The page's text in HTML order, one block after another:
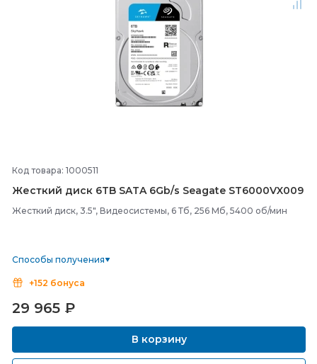
Код товара: 1000511
Жесткий диск 6TB SATA 6Gb/s Seagate ST6000VX009
Жесткий диск, 3.5", Видеосистемы, 6 Тб, 256 Мб, 5400 об/мин
Способы получения
+152 бонуса
29 965 ₽
В корзину